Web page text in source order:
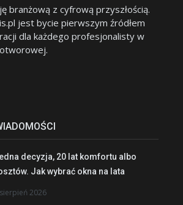
branżową z cyfrową przyszłością.
jest bycie pierwszym źródłem
dla każdego profesjonalisty w
decyzja, 20 lat komfortu albo
Jak wybrać okna na lata
2026